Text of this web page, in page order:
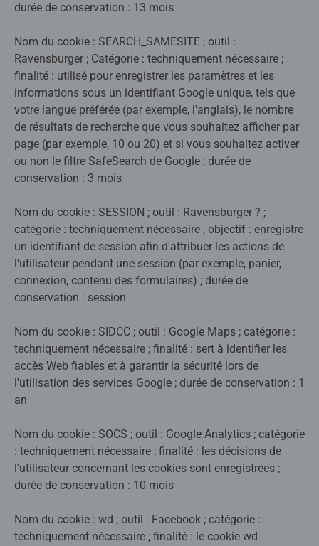
durée de conservation : 13 mois
Nom du cookie : SEARCH_SAMESITE ; outil :
Ravensburger ; Catégorie : techniquement nécessaire ;
finalité : utilisé pour enregistrer les paramètres et les
informations sous un identifiant Google unique, tels que
votre langue préférée (par exemple, l'anglais), le nombre
de résultats de recherche que vous souhaitez afficher par
page (par exemple, 10 ou 20) et si vous souhaitez activer
ou non le filtre SafeSearch de Google ; durée de
conservation : 3 mois
Nom du cookie : SESSION ; outil : Ravensburger ? ;
catégorie : techniquement nécessaire ; objectif : enregistre
un identifiant de session afin d'attribuer les actions de
l'utilisateur pendant une session (par exemple, panier,
connexion, contenu des formulaires) ; durée de
conservation : session
Nom du cookie : SIDCC ; outil : Google Maps ; catégorie :
techniquement nécessaire ; finalité : sert à identifier les
accès Web fiables et à garantir la sécurité lors de
l'utilisation des services Google ; durée de conservation : 1
an
Nom du cookie : SOCS ; outil : Google Analytics ; catégorie
: techniquement nécessaire ; finalité : les décisions de
l'utilisateur concernant les cookies sont enregistrées ;
durée de conservation : 10 mois
Nom du cookie : wd ; outil : Facebook ; catégorie :
techniquement nécessaire ; finalité : le cookie wd